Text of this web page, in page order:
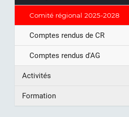
Comité régional 2025-2028
Comptes rendus de CR
Comptes rendus d'AG
Activités
Formation